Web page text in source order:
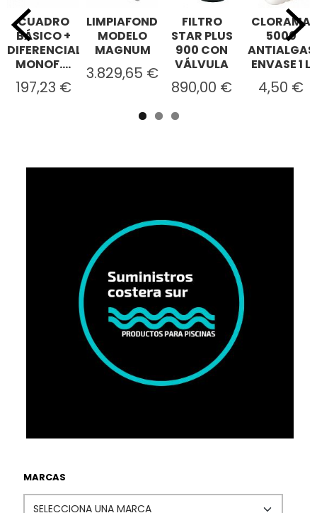
MARCAS
CUADRO
BÁSICO +
DIFERENCIAL
MONOF....
197,23 €
LIMPIAFONDOS
MODELO
MAGNUM
3.829,65 €
FILTRO
STAR PLUS
900 CON
VÁLVULA
890,00 €
CLORAMA
5000
ANTIALGAS
ENVASE 1 L
4,50 €